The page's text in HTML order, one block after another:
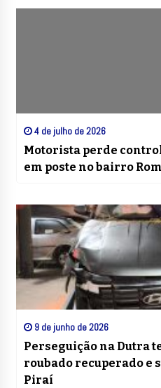
4 de julho de 2026
Motorista perde
em poste no bairro
9 de junho de 2026
Perseguição na Dutra
roubado recuperado e
Piraí